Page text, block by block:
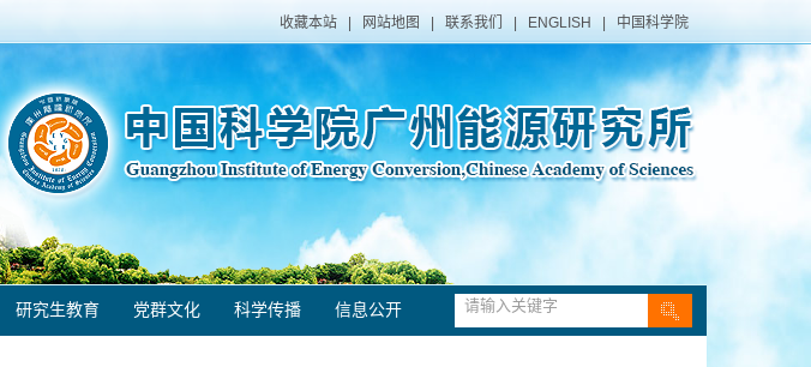
收藏本站 网站地图 联系我们 ENGLISH 中国科学院
研究生教育 党群文化 科学传播 信息公开